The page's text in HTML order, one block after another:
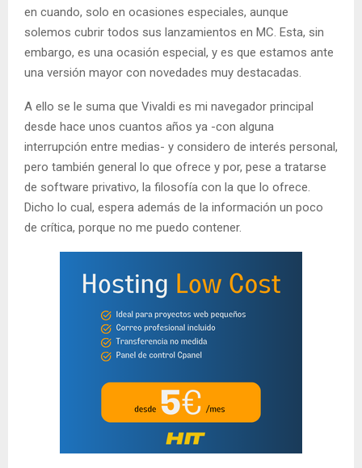
en cuando, solo en ocasiones especiales, aunque
solemos cubrir todos sus lanzamientos en MC. Esta, sin
embargo, es una ocasión especial, y es que estamos ante
una versión mayor con novedades muy destacadas.
A ello se le suma que Vivaldi es mi navegador principal
desde hace unos cuantos años ya -con alguna
interrupción entre medias- y considero de interés personal,
pero también general lo que ofrece y por, pese a tratarse
de software privativo, la filosofía con la que lo ofrece.
Dicho lo cual, espera además de la información un poco
de crítica, porque no me puedo contener.